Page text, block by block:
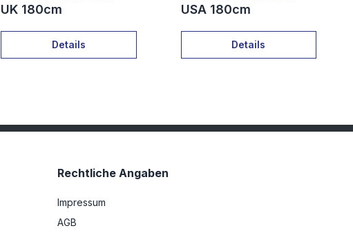
UK 180cm
Details
USA 180cm
Details
Rechtliche Angaben
Impressum
AGB